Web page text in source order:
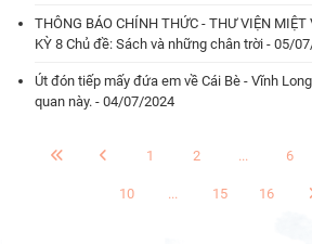
THÔNG BÁO CHÍNH THỨC - THƯ VIỆN MIỆT
KỲ 8 Chủ đề: Sách và những chân trời - 05/
Út đón tiếp mấy đứa em về Cái Bè - Vĩnh
quan này. - 04/07/2024
1 2 ... 6
10 ... 15 16